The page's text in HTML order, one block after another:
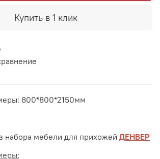
Купить в 1 клик
800*800*2150мм
набора мебели для прихожей ДЕНВЕР